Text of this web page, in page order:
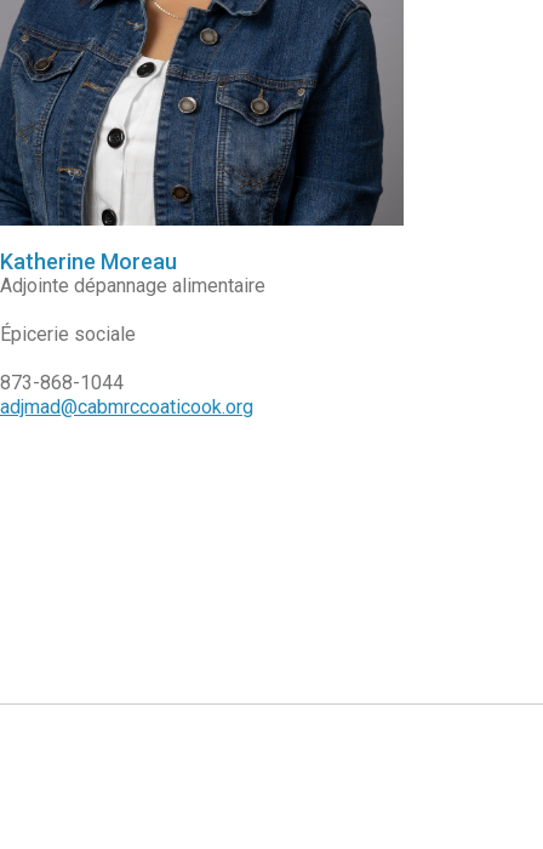
Katherine Moreau
Adjointe dépannage alimentaire
Épicerie sociale
873-868-1044
adjmad@cabmrccoaticook.org